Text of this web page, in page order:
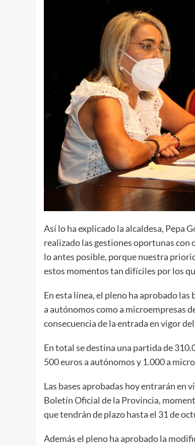
Así lo ha explicado la alcaldesa, Pepa
realizado las gestiones oportunas con
lo antes posible, porque nuestra
estos momentos tan difíciles por los
En esta línea, el pleno ha aprobado
a autónomos como a microempresas
consecuencia de la entrada en vigor
En total se destina una partida de
500 euros a autónomos y 1.000 a
Las bases aprobadas hoy entrarán en
Boletín Oficial de la Provincia,
que tendrán de plazo hasta el 31 de
Además el pleno ha aprobado la